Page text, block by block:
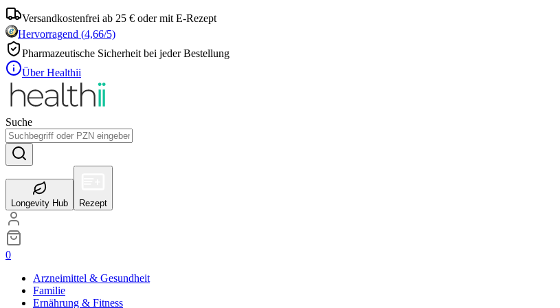
Versandkostenfrei ab 25 € oder mit E-Rezept
Hervorragend (4,66/5)
Pharmazeutische Sicherheit bei jeder Bestellung
Über Healthii
Suche
Longevity Hub Rezept
0
Arzneimittel & Gesundheit
Familie
Ernährung & Fitness